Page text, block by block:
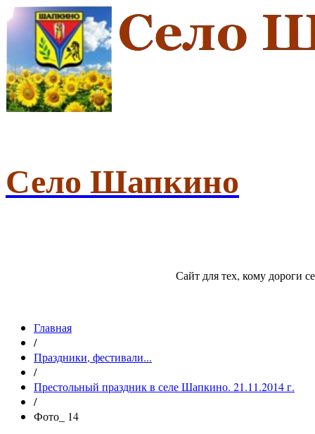
Село Шапкино
Сайт для тех, кому дороги
Главная
/
Праздники, фестивали...
/
Престольный праздник в селе Шапкино. 21.11.2014 г.
/
Фото_ 14